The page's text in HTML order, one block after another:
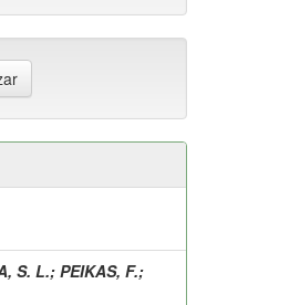
S. L.; PEIKAS, F.;